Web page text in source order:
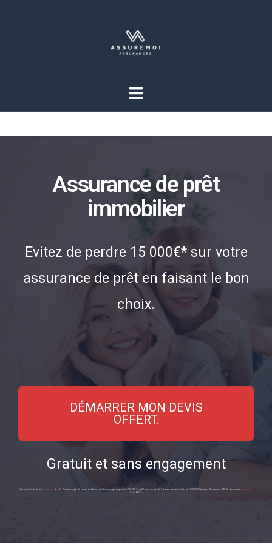
Assurance de prêt
immobilier
Evitez de perdre 15 000€* sur votre
assurance de prêt en faisant le bon
choix.
DÉMARRER MON DEVIS
OFFERT.
Gratuit et sans engagement
* Sur le coût total de votre assurancede prêt. Pour un couple de cadres de 46 ans, non-fumeurs, qui empruntent 200 000 € sur 20 ans à un taux de 2 %, avec une date d’effet au 15/01/2018 (source : Observatoire BAO de l’assurance emprunteur–
février 2017).